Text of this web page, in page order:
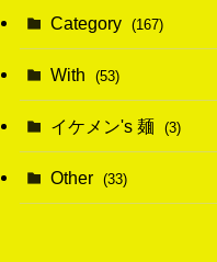
(1)
(38)
Category (167)
(114)
With (53)
(15)
(43)
イケメン's 麺 (3)
Other (33)